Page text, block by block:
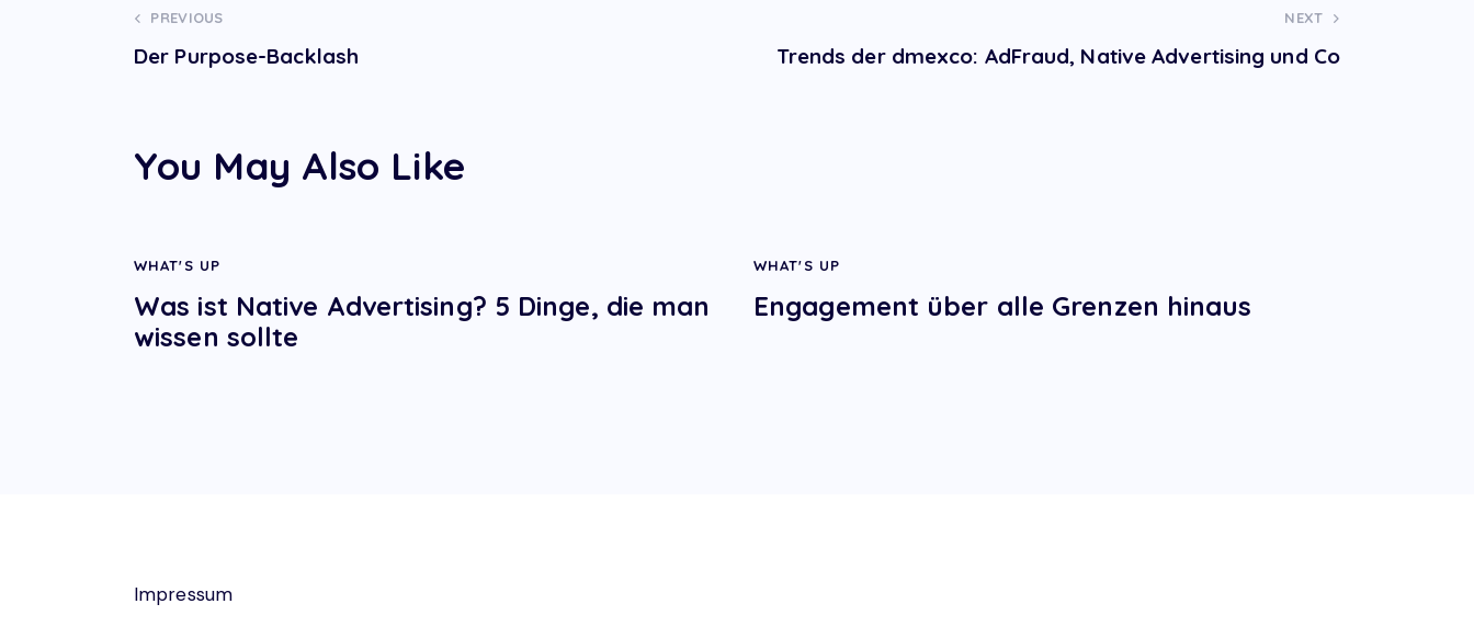
Post
navigation
PREVIOUS
Der Purpose-Backlash
NEXT
Trends der dmexco: AdFraud, Native Advertising und Co
You May Also Like
WHAT'S UP
Was ist Native Advertising? 5 Dinge, die man
wissen sollte
WHAT'S UP
Engagement über alle Grenzen hinaus
Impressum